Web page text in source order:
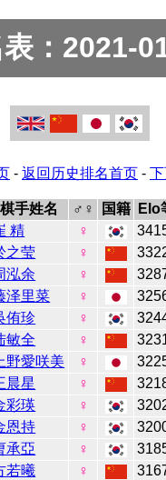
：2021-
- 返回历史排名首页 -
棋手姓名 ♂♀ 国籍
Elo
精 ♀
之莹 ♀
泓余 ♀
泽里菜 ♀
侑珍 ♀
敏全 ♀
上野愛咲美 ♀
晨星 ♀
彩瑛 ♀
恩持 ♀
承亞 ♀
若曦 ♀